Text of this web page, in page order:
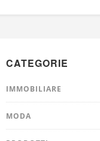
CATEGORIE
IMMOBILIARE
MODA